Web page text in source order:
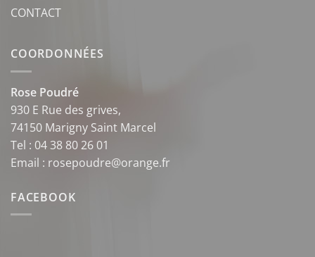
CONTACT
COORDONNÉES
Rose Poudré
930 E Rue des grives,
74150 Marigny Saint Marcel
Tel : 04 38 80 26 01
Email : rosepoudre@orange.fr
FACEBOOK